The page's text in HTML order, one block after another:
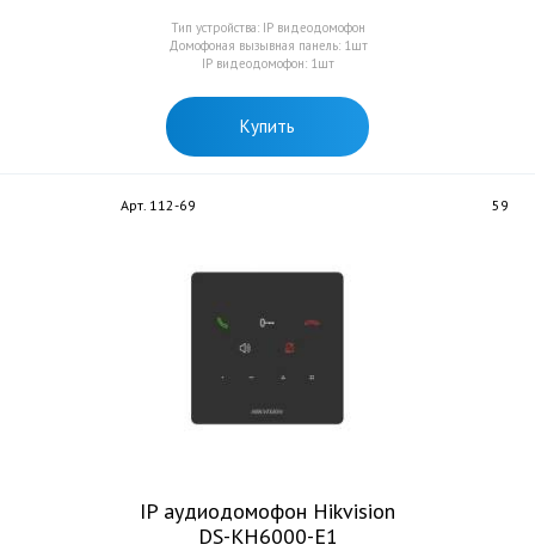
Тип устройства: IP видеодомофон
Домофоная вызывная панель: 1шт
IP видеодомофон: 1шт
Купить
Арт. 112-69 59
IP аудиодомофон Hikvision
DS-KH6000-E1